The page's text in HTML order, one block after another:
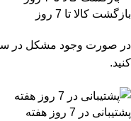
بازگشت کالا تا 7 روز
کنید.
پشتیبانی در 7 روز هفته